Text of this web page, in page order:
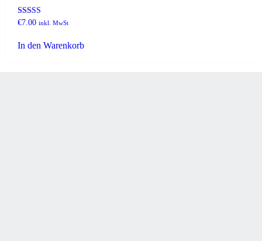
Bewertet mit
€7.00 inkl. MwSt
In den Warenkorb